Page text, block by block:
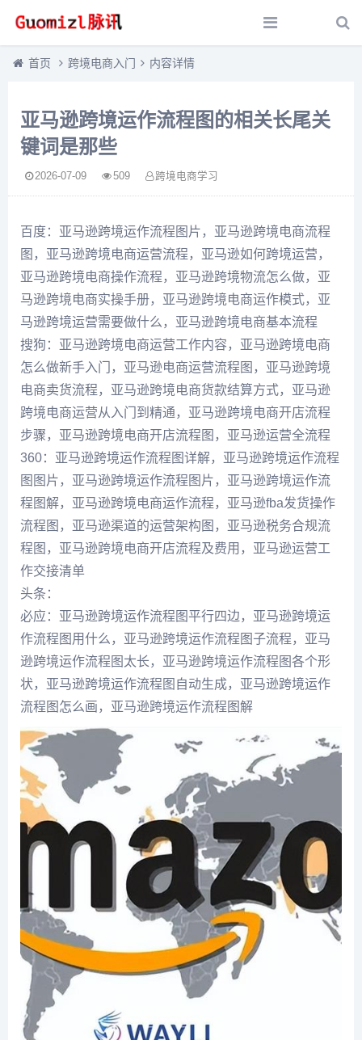
首页 跨境电商入门 内容详情
亚马逊跨境运作流程图的相关长尾关
键词是那些
2026-07-09 509 跨境电商学习
百度：亚马逊跨境运作流程图片，亚马逊跨境电商流程
图，亚马逊跨境电商运营流程，亚马逊如何跨境运营，
亚马逊跨境电商操作流程，亚马逊跨境物流怎么做，亚
马逊跨境电商实操手册，亚马逊跨境电商运作模式，亚
马逊跨境运营需要做什么，亚马逊跨境电商基本流程
搜狗：亚马逊跨境电商运营工作内容，亚马逊跨境电商
怎么做新手入门，亚马逊电商运营流程图，亚马逊跨境
电商卖货流程，亚马逊跨境电商货款结算方式，亚马逊
跨境电商运营从入门到精通，亚马逊跨境电商开店流程
步骤，亚马逊跨境电商开店流程图，亚马逊运营全流程
360：亚马逊跨境运作流程图详解，亚马逊跨境运作流程
图图片，亚马逊跨境运作流程图片，亚马逊跨境运作流
程图解，亚马逊跨境电商运作流程，亚马逊fba发货操作
流程图，亚马逊渠道的运营架构图，亚马逊税务合规流
程图，亚马逊跨境电商开店流程及费用，亚马逊运营工
作交接清单
头条：
必应：亚马逊跨境运作流程图平行四边，亚马逊跨境运
作流程图用什么，亚马逊跨境运作流程图子流程，亚马
逊跨境运作流程图太长，亚马逊跨境运作流程图各个形
状，亚马逊跨境运作流程图自动生成，亚马逊跨境运作
流程图怎么画，亚马逊跨境运作流程图解